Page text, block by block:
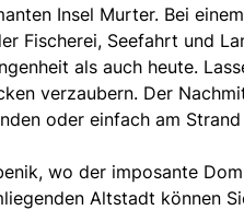
Insel Murter. Bei
Fischerei, Seefahrt und
als auch heute.
verzaubern. Der
oder einfach am
wo der imposante
Altstadt können